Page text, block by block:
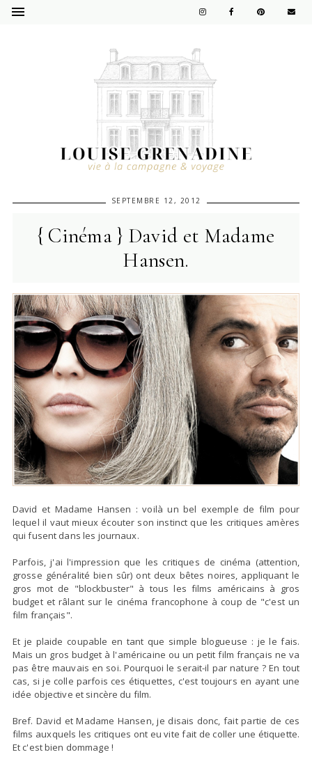
SEPTEMBRE 12, 2012
{ Cinéma } David et Madame
Hansen.
David et Madame Hansen : voilà un bel exemple de film pour
lequel il vautmieux écouter son instinct que les critiques amères
qui fusent dans les journaux.
Parfois, j'ai l'impression que les critiques de cinéma (attention,
grosse généralité bien sûr) ont deux bêtes noires, appliquant le
gros mot de "blockbuster" à tous les films américains à gros
budget et râlant sur le cinéma francophone à coup de "c'est un
film français".
Et je plaide coupable en tant que simple blogueuse : je le fais.
Mais un gros budget à l'américaine ou un petit film français ne va
pas être mauvais en soi. Pourquoi le serait-il par nature ? En tout
cas, si je colle parfois ces étiquettes, c'est toujours en ayant une
idée objective et sincère du film.
Bref.David et Madame Hansen , je disais donc, fait partie de ces
films auxquels les critiques ont eu vite fait de coller une étiquette.
Et c'est bien dommage !